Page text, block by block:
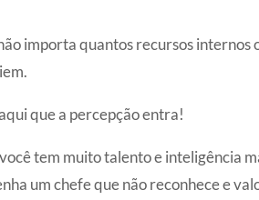
importa quantos recursos internos
que a percepção entra!
tem muito talento e inteligência
um chefe que não reconhece e